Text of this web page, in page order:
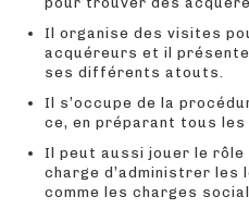
Il organise des visites
acquéreurs et il
ses différents atouts.
Il s’occupe de la
ce, en préparant tous les
Il peut aussi jouer le rôle
charge d’administrer les
comme les charges